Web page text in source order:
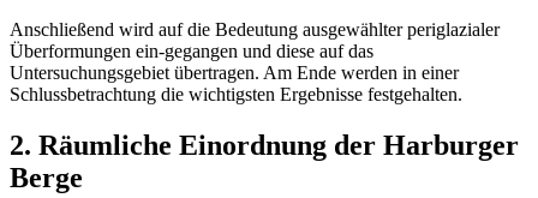
Anschließend wird auf die Bedeutung ausgewählter periglazialer
Überformungen ein-gegangen und diese auf das
Untersuchungsgebiet übertragen. Am Ende werden in einer
Schlussbetrachtung die wichtigsten Ergebnisse festgehalten.
2. Räumliche Einordnung der Harburger
Berge